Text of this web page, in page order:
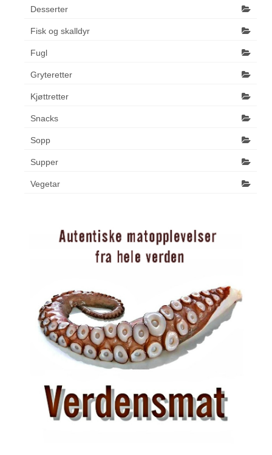
Desserter
Fisk og skalldyr
Fugl
Gryteretter
Kjøttretter
Snacks
Sopp
Supper
Vegetar